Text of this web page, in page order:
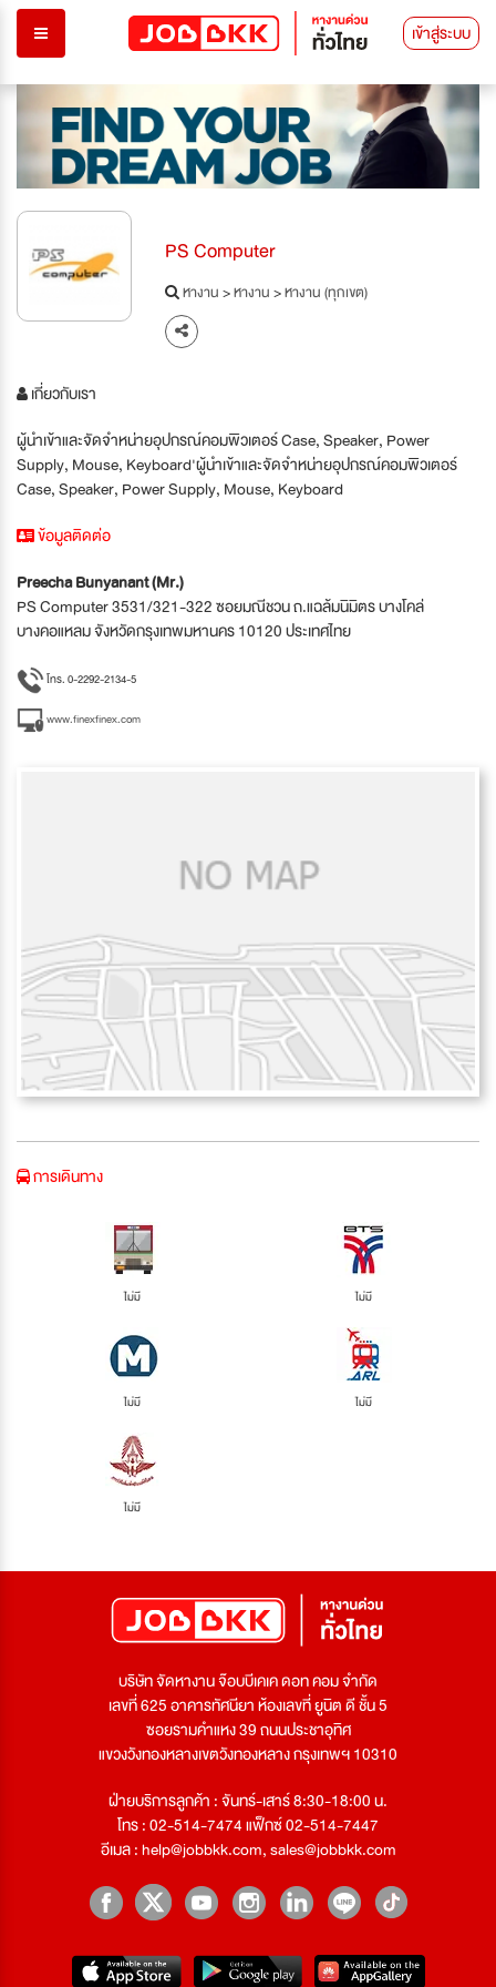
เข้าสู่ระบบ
PS Computer
หางาน>หางาน>หางาน (ทุกเขต)
เกี่ยวกับเรา
ผู้นำเข้าและจัดจำหน่ายอุปกรณ์คอมพิวเตอร์ Case, Speaker, Power
Supply, Mouse, Keyboard'ผู้นำเข้าและจัดจำหน่ายอุปกรณ์คอมพิวเตอร์
Case, Speaker, Power Supply, Mouse, Keyboard
ข้อมูลติดต่อ
Preecha Bunyanant (Mr.)
PS Computer 3531/321-322 ซอยมณีชวน ถ.แฉล้มนิมิตร บางโคล่
บางคอแหลม จังหวัดกรุงเทพมหานคร 10120 ประเทศไทย
โทร. 0-2292-2134-5
www.finexfinex.com
การเดินทาง
ไม่มี ไม่มี
ไม่มี ไม่มี
ไม่มี
บริษัท จัดหางาน จ๊อบบีเคเค ดอท คอม จำกัด
เลขที่ 625 อาคารทัศนียา ห้องเลขที่ ยูนิต ดี ชั้น 5
ซอยรามคำแหง 39 ถนนประชาอุทิศ
แขวงวังทองหลางเขตวังทองหลาง กรุงเทพฯ 10310
ฝ่ายบริการลูกค้า : จันทร์-เสาร์ 8:30-18:00 น.
โทร : 02-514-7474 แฟ็กซ์ 02-514-7447
อีเมล :help@jobbkk.com,sales@jobbkk.com